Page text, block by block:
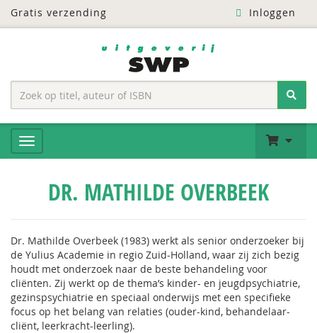
Gratis verzending Inloggen
DR. MATHILDE OVERBEEK
Dr. Mathilde Overbeek (1983) werkt als senior onderzoeker bij
de Yulius Academie in regio Zuid-Holland, waar zij zich bezig
houdt met onderzoek naar de beste behandeling voor
cliënten. Zij werkt op de thema’s kinder- en jeugdpsychiatrie,
gezinspsychiatrie en speciaal onderwijs met een specifieke
focus op het belang van relaties (ouder-kind, behandelaar-
cliënt, leerkracht-leerling).